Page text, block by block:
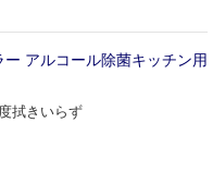
アルコール除菌キッチン用
拭きいらず